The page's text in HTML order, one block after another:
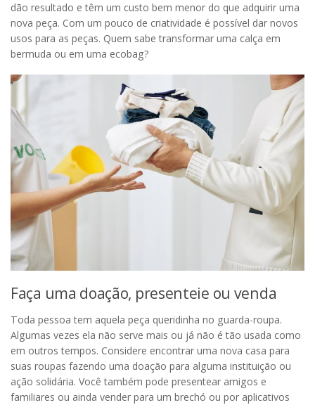
dão resultado e têm um custo bem menor do que adquirir uma
nova peça. Com um pouco de criatividade é possível dar novos
usos para as peças. Quem sabe transformar uma calça em
bermuda ou em uma ecobag?
Faça uma doação, presenteie ou venda
Toda pessoa tem aquela peça queridinha no guarda-roupa.
Algumas vezes ela não serve mais ou já não é tão usada como
em outros tempos. Considere encontrar uma nova casa para
suas roupas fazendo uma doação para alguma instituição ou
ação solidária. Você também pode presentear amigos e
familiares ou ainda vender para um brechó ou por aplicativos